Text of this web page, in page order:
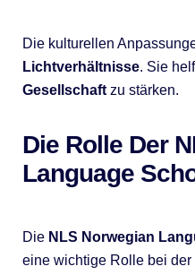
Die kulturellen
Lichtverhältnisse. Sie
Gesellschaftzu stärken.
Die Rolle Der
Language
Die NLS Norwegian
eine wichtige Rolle bei der